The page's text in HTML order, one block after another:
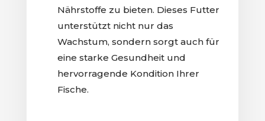
Nährstoffe zu bieten. Dieses Futter
unterstützt nicht nur das
Wachstum, sondern sorgt auch für
eine starke Gesundheit und
hervorragende Kondition Ihrer
Fische.